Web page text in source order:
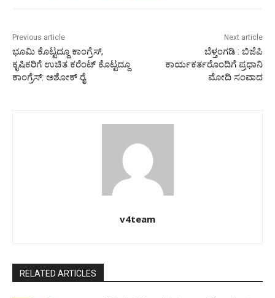
Previous article
ಭೂಮಿ ಕೊಟ್ಟದ್ದೂ ಕಾಂಗ್ರೆಸ್,
ಕೃಷಿಕರಿಗೆ ಉಚಿತ ಕರೆಂಟ್ ಕೊಟ್ಟದ್ದೂ
ಕಾಂಗ್ರೆಸ್: ಅಶೋಕ್ ರೈ
Next article
ಬೆಳ್ತಂಗಡಿ : ಬಿಜೆಪಿ
ಕಾರ್ಯಕರ್ತರೊಂದಿಗೆ ಪ್ರಧಾನಿ
ಮೋದಿ ಸಂವಾದ
v4team
RELATED ARTICLES